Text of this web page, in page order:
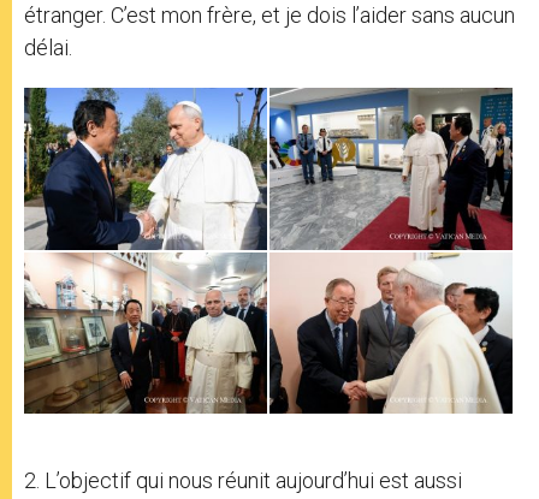
étranger. C’est mon frère, et je dois l’aider sans aucun
délai.
2. L’objectif qui nous réunit aujourd’hui est aussi